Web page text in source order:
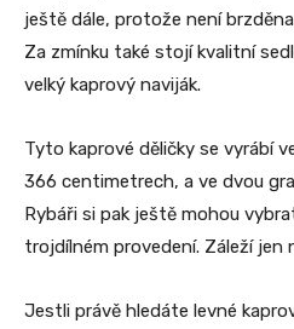
ještě dále, protože není
Za zmínku také stojí kvalitní
velký kaprový naviják.
Tyto kaprové děličky se vyrábí
366 centimetrech, a ve dvou
Rybáři si pak ještě mohou
trojdílném provedení. Záleží jen
Jestli právě hledáte levné